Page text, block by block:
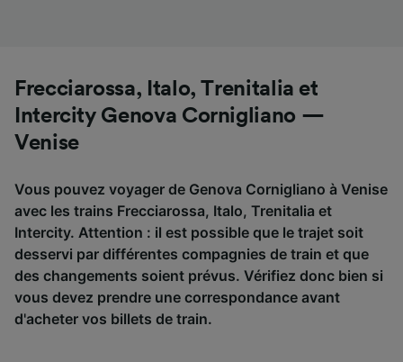
Frecciarossa, Italo, Trenitalia et
Intercity Genova Cornigliano —
Venise
Vous pouvez voyager de Genova Cornigliano à Venise
avec les trains Frecciarossa, Italo, Trenitalia et
Intercity. Attention : il est possible que le trajet soit
desservi par différentes compagnies de train et que
des changements soient prévus. Vérifiez donc bien si
vous devez prendre une correspondance avant
d'acheter vos billets de train.